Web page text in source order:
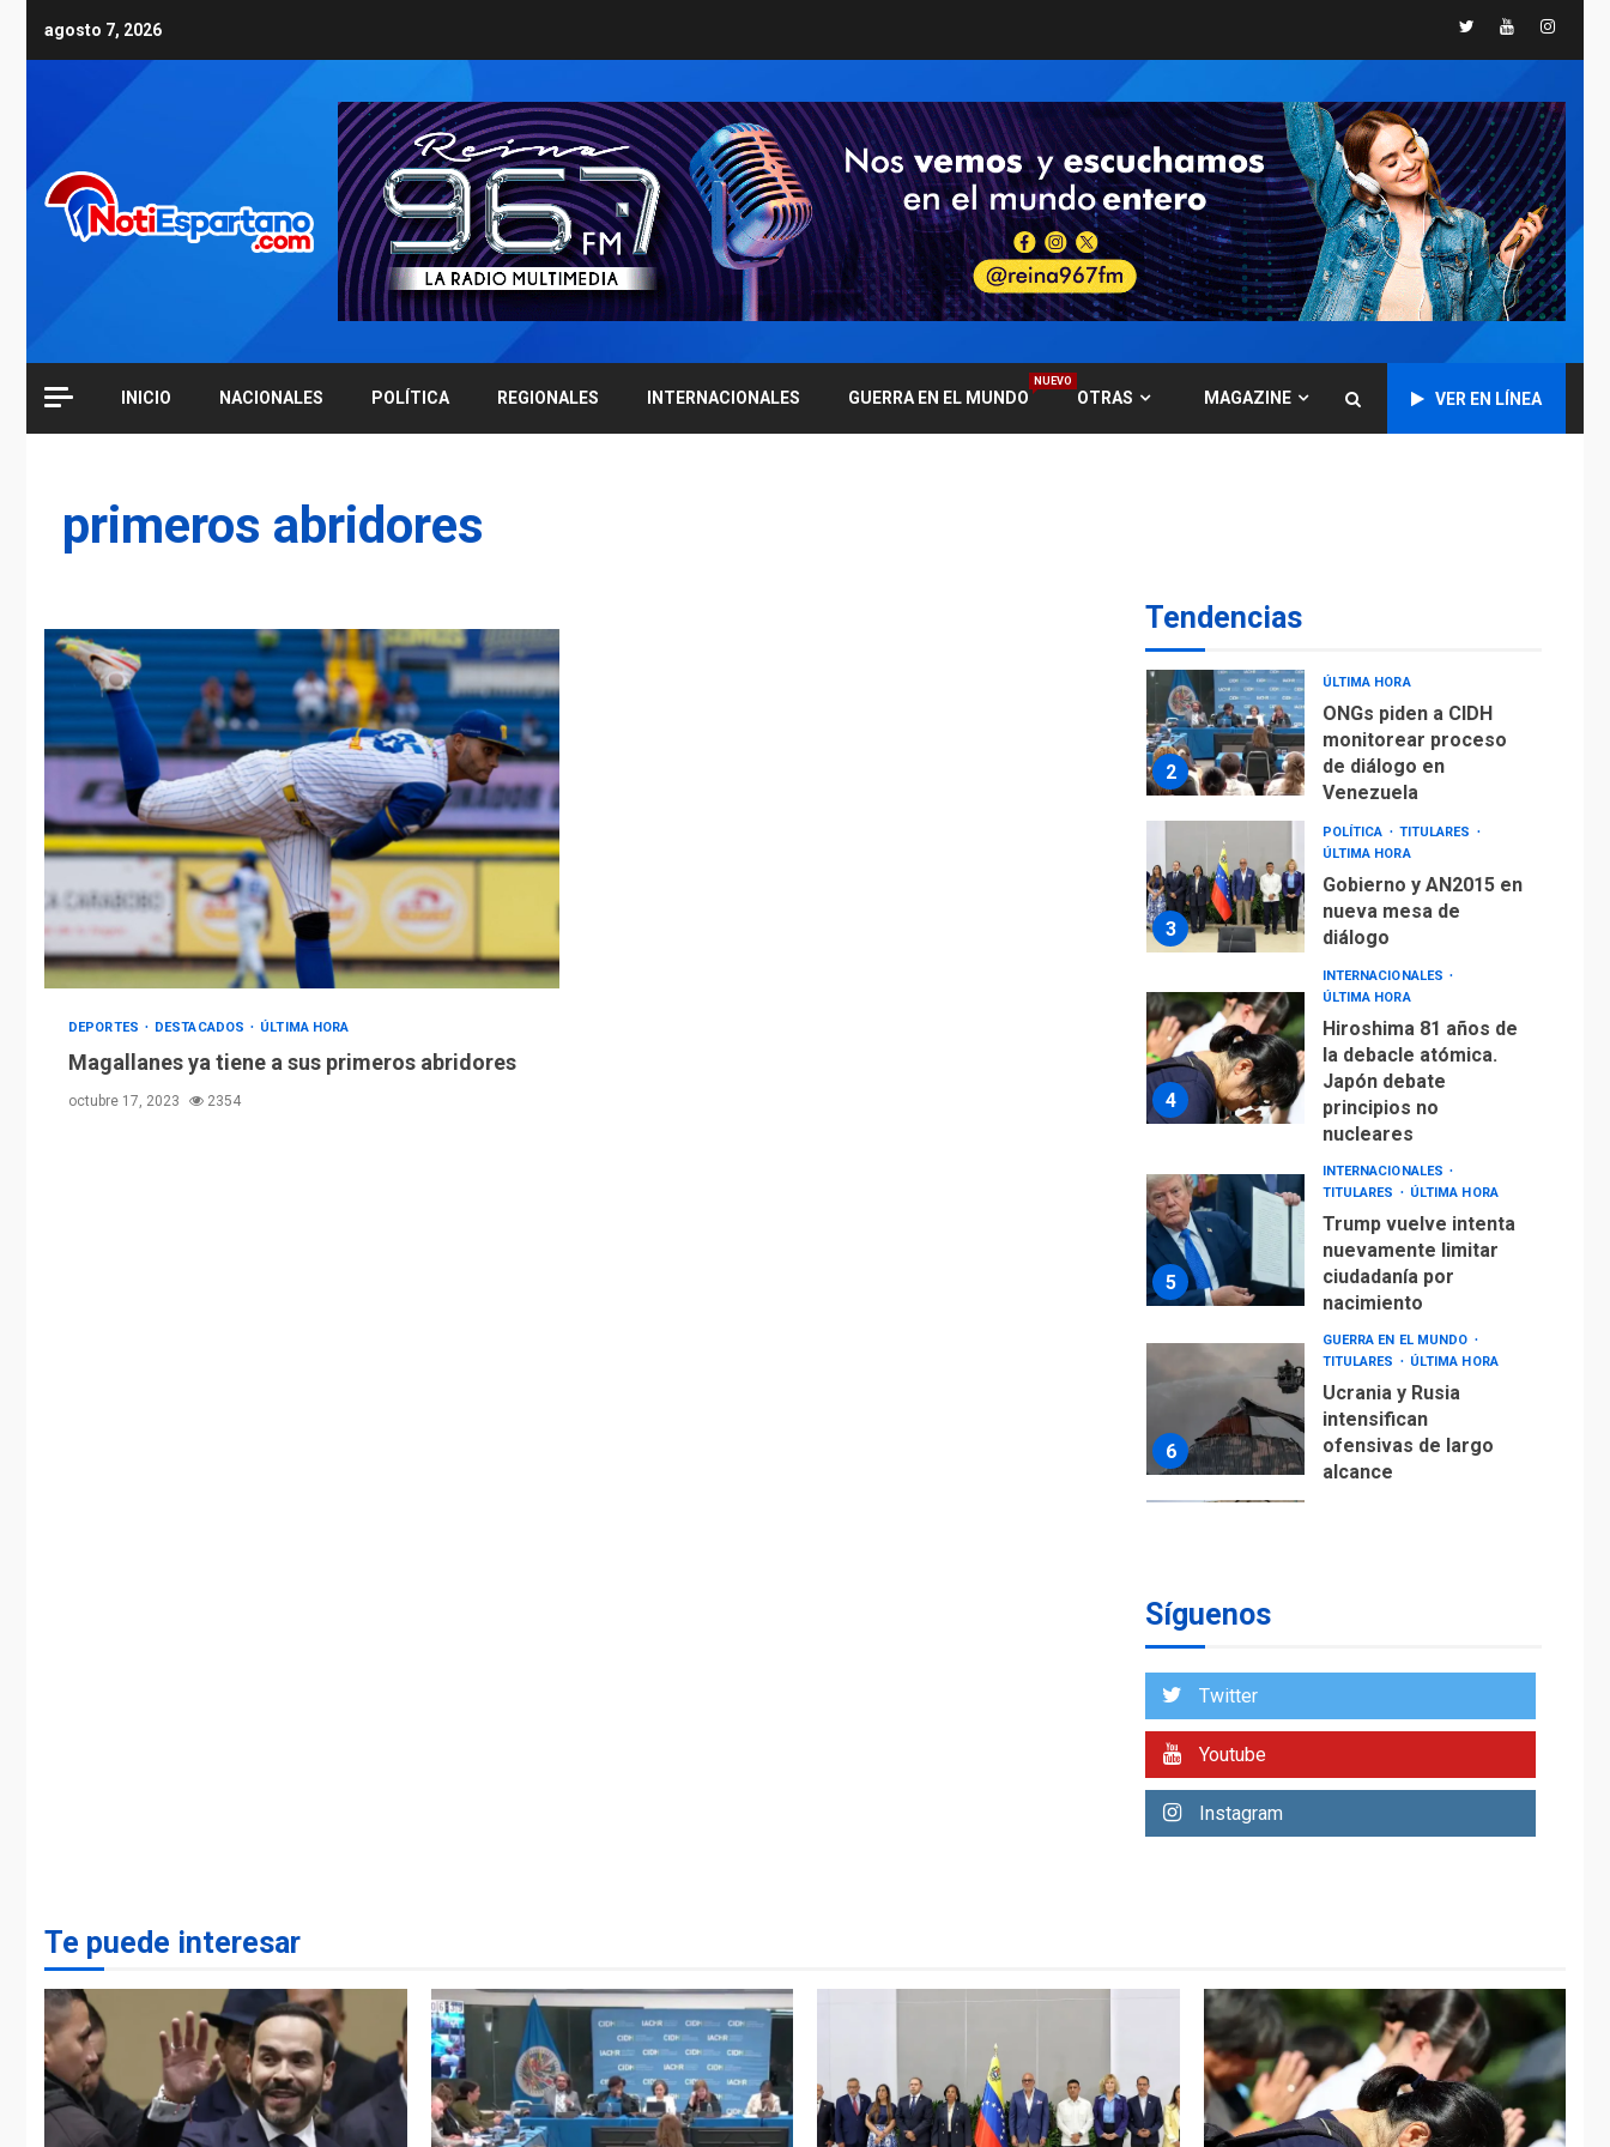
agosto 7, 2026 TwitterYoutube
INICIO NACIONALES POLÍTICA REGIONALES INTERNACIONALES GUERRA EN EL MUNDO
NUEVO
OTRAS MAGAZINE VER EN LÍNEA
primeros abridores
DEPORTES DESTACADOS ÚLTIMA HORA
Magallanes ya tiene a sus primeros abridores
octubre 17, 2023 2354
Tendencias
5
ÚLTIMA HORA
Trump vuelve intenta
nuevamente limitar
ciudadanía por
nacimiento
6
GUERRA EN EL MUNDO
TITULARES
ÚLTIMA HORA
Ucrania y Rusia
intensifican
ofensivas de largo
alcance
LATINOAMÉRICA Y CARIBE
EEUU sanciona a ocho
2
ÚLTIMA HORA
ONGs piden a CIDH
monitorear proceso
de diálogo en
Venezuela
3
POLÍTICA
TITULARES
ÚLTIMA HORA
Gobierno y AN2015 en
nueva mesa de
diálogo
4
INTERNACIONALES
ÚLTIMA HORA
Hiroshima 81 años de
la debacle atómica.
Japón debate
principios no
nucleares
5
INTERNACIONALES
TITULARES
ÚLTIMA HORA
Trump vuelve intenta
nuevamente limitar
ciudadanía por
nacimiento
6
GUERRA EN EL MUNDO
TITULARES
ÚLTIMA HORA
Ucrania y Rusia
intensifican
ofensivas de largo
alcance
7
1
TITULARES
ÚLTIMA HORA
asumirá Presidencia
fuera de Bogotá
3
TITULARES
ÚLTIMA HORA
Gobierno y AN2015 en
nueva mesa de
diálogo
INTERNACIONALES
Síguenos
Twitter
Youtube
Instagram
Te puede interesar